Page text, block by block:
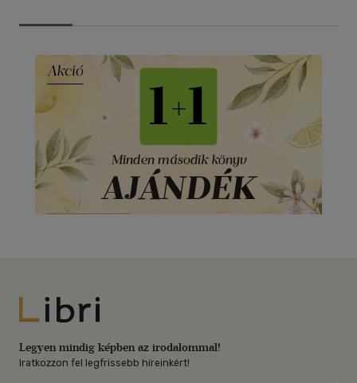
Libri
Legyen mindig képben az irodalommal!
Iratkozzon fel legfrissebb híreinkért!